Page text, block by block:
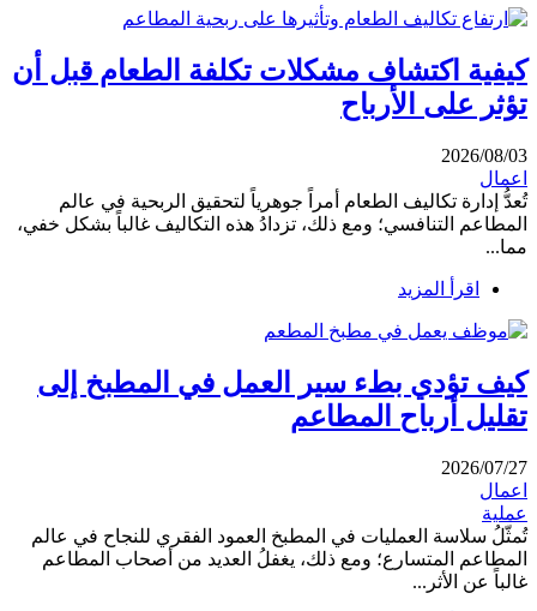
كيفية اكتشاف مشكلات تكلفة الطعام قبل أن
تؤثر على الأرباح
2026/08/03
اعمال
تُعدُّ إدارة تكاليف الطعام أمراً جوهرياً لتحقيق الربحية في عالم
المطاعم التنافسي؛ ومع ذلك، تزدادُ هذه التكاليف غالباً بشكل خفي،
مما...
اقرأ المزيد
كيف تؤدي بطء سير العمل في المطبخ إلى
تقليل أرباح المطاعم
2026/07/27
اعمال
عملية
تُمثّلُ سلاسة العمليات في المطبخ العمود الفقري للنجاح في عالم
المطاعم المتسارع؛ ومع ذلك، يغفلُ العديد من أصحاب المطاعم
غالباً عن الأثر...